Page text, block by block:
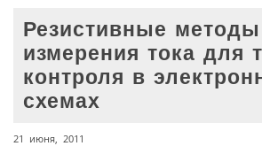
Резистивные методы
измерения тока для
контроля в
схемах
21 июня, 2011